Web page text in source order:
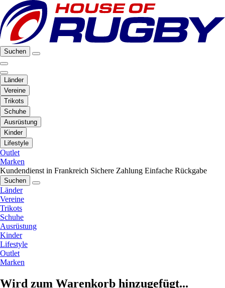
Suchen
Länder
Vereine
Trikots
Schuhe
Ausrüstung
Kinder
Lifestyle
Outlet
Marken
Kundendienst in Frankreich Sichere Zahlung Einfache Rückgabe
Suchen
Länder
Vereine
Trikots
Schuhe
Ausrüstung
Kinder
Lifestyle
Outlet
Marken
Wird zum Warenkorb hinzugefügt...